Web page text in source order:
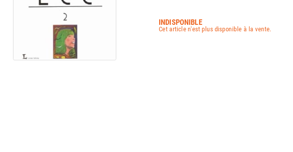
INDISPONIBLE
Cet article n'est plus disponible à la vente.